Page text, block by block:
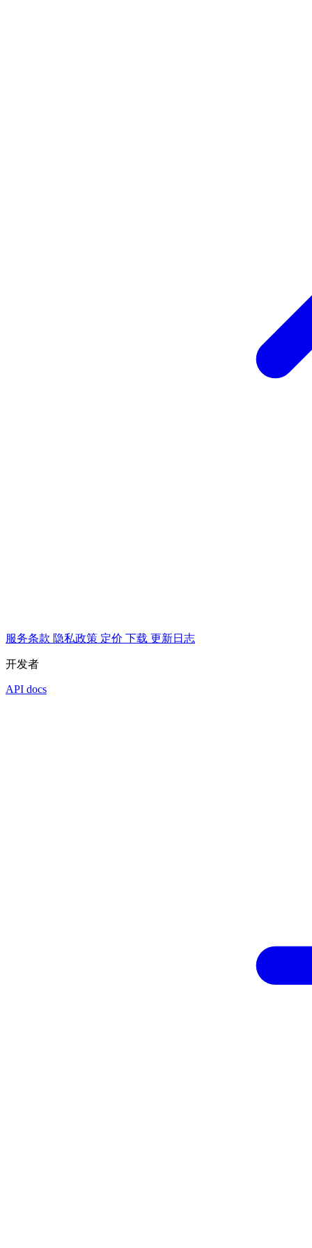
服务条款 隐私政策 定价 下载 更新日志
开发者
API docs